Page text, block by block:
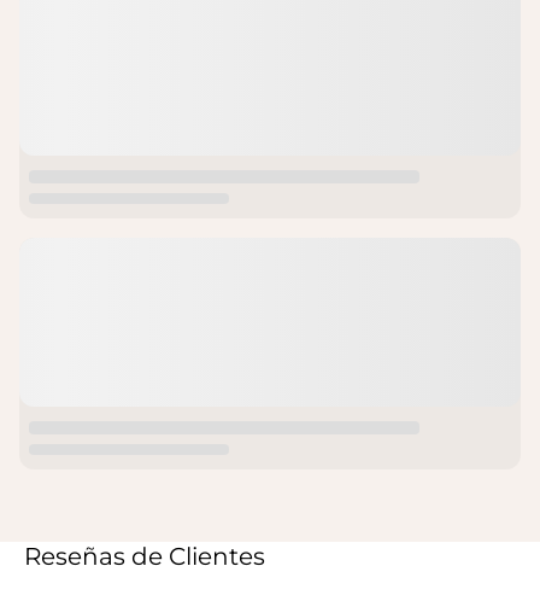
Reseñas de Clientes